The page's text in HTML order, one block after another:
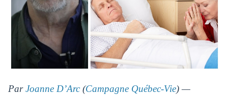
ParJoanne D’Arc(Campagne Québec-Vie) —